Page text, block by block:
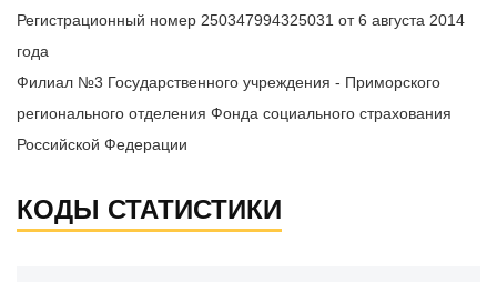
Регистрационный номер 250347994325031 от 6 августа 2014
года
Филиал №3 Государственного учреждения - Приморского
регионального отделения Фонда социального страхования
Российской Федерации
КОДЫ СТАТИСТИКИ